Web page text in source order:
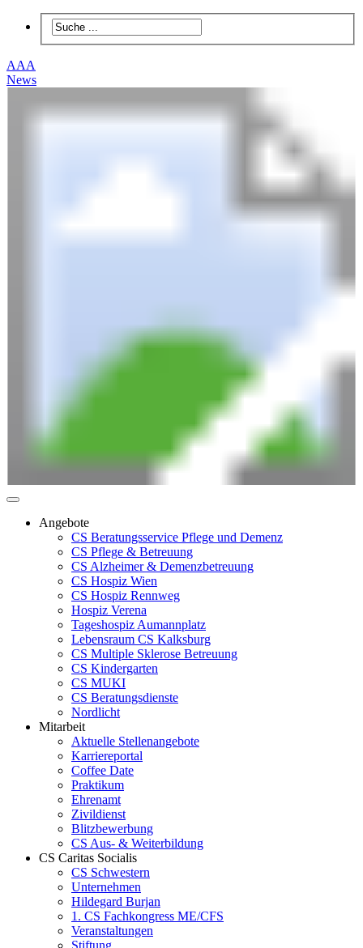
AAA
News
Angebote
CS Beratungsservice Pflege und Demenz
CS Pflege & Betreuung
CS Alzheimer & Demenzbetreuung
CS Hospiz Wien
CS Hospiz Rennweg
Hospiz Verena
Tageshospiz Aumannplatz
Lebensraum CS Kalksburg
CS Multiple Sklerose Betreuung
CS Kindergarten
CS MUKI
CS Beratungsdienste
Nordlicht
Mitarbeit
Aktuelle Stellenangebote
Karriereportal
Coffee Date
Praktikum
Ehrenamt
Zivildienst
Blitzbewerbung
CS Aus- & Weiterbildung
CS Caritas Socialis
CS Schwestern
Unternehmen
Hildegard Burjan
1. CS Fachkongress ME/CFS
Veranstaltungen
Stiftung